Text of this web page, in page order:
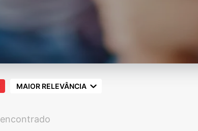
MAIOR RELEVÂNCIA